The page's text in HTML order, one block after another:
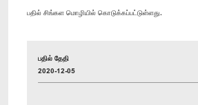
பதில் சிங்கள மொழியில் கொடுக்கப்பட்டுள்ளது.
பதில் தேதி
2020-12-05